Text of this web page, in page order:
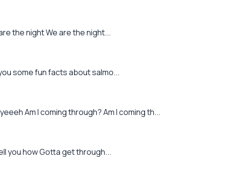
the night We are the night...
some fun facts about salmo...
Am I coming through? Am I coming th...
you how Gotta get through...